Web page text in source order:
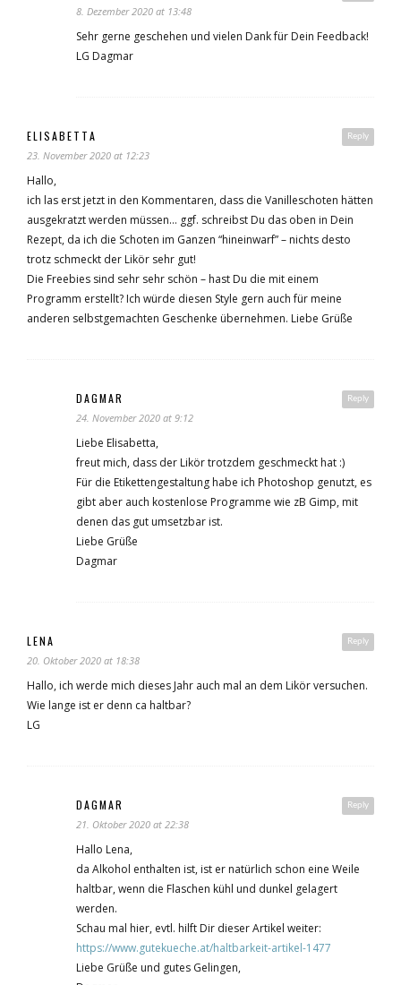
8. Dezember 2020 at 13:48
Sehr gerne geschehen und vielen Dank für Dein Feedback!
LG Dagmar
Reply
ELISABETTA
23. November 2020 at 12:23
Hallo,
ich las erst jetzt in den Kommentaren, dass die Vanilleschoten hätten
ausgekratzt werden müssen… ggf. schreibst Du das oben in Dein
Rezept, da ich die Schoten im Ganzen “hineinwarf” – nichts desto
trotz schmeckt der Likör sehr gut!
Die Freebies sind sehr sehr schön – hast Du die mit einem
Programm erstellt? Ich würde diesen Style gern auch für meine
anderen selbstgemachten Geschenke übernehmen. Liebe Grüße
Reply
DAGMAR
24. November 2020 at 9:12
Liebe Elisabetta,
freut mich, dass der Likör trotzdem geschmeckt hat :)
Für die Etikettengestaltung habe ich Photoshop genutzt, es
gibt aber auch kostenlose Programme wie zB Gimp, mit
denen das gut umsetzbar ist.
Liebe Grüße
Dagmar
Reply
LENA
20. Oktober 2020 at 18:38
Hallo, ich werde mich dieses Jahr auch mal an dem Likör versuchen.
Wie lange ist er denn ca haltbar?
LG
Reply
DAGMAR
21. Oktober 2020 at 22:38
Hallo Lena,
da Alkohol enthalten ist, ist er natürlich schon eine Weile
haltbar, wenn die Flaschen kühl und dunkel gelagert
werden.
Schau mal hier, evtl. hilft Dir dieser Artikel weiter:
https://www.gutekueche.at/haltbarkeit-artikel-1477
Liebe Grüße und gutes Gelingen,